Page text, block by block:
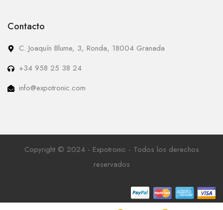
Contacto
C. Joaquín Blume, 3, Ronda, 18004 Granada
+34 958 25 38 24
info@expotronic.com
Copyright © 2024 - Expotronic - Todos los derechos
reservados